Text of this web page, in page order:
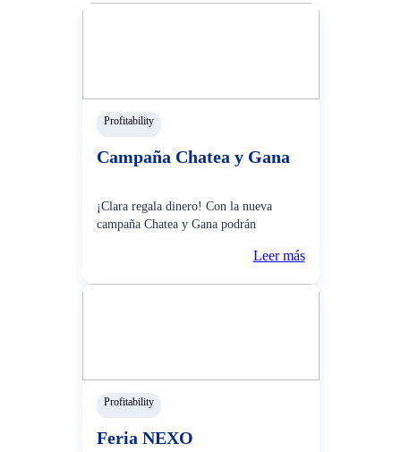
Profitability
Campaña Chatea y Gana
¡Clara regala dinero! Con la nueva
campaña Chatea y Gana podrán
resolver tus consultas por Whatsapp con
Leer más
Profitability
Feria NEXO